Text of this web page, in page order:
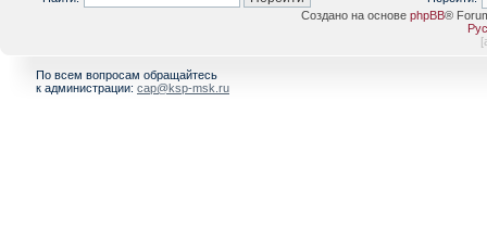
Создано на основе phpBB®
[
По всем вопросам обращайтесь
к администрации: cap@ksp-msk.ru